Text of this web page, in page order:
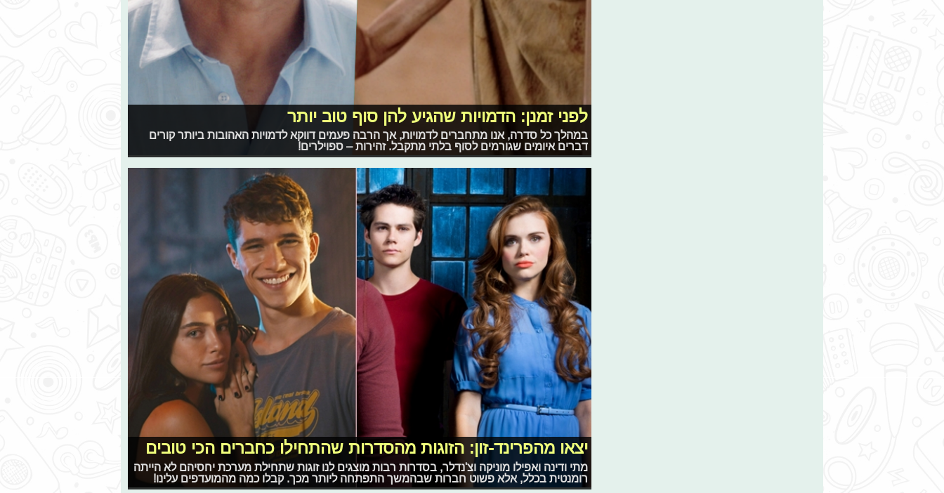
לפני זמנן: הדמויות שהגיע להן סוף טוב יותר
במהלך כל סדרה, אנו מתחברים לדמויות, אך הרבה פעמים דווקא לדמויות האהובות ביותר קורים
דברים איומים שגורמים לסוף בלתי מתקבל. זהירות – ספוילרים!
יצאו מהפרינד-זון: הזוגות מהסדרות שהתחילו כחברים הכי טובים
מתי ודינה ואפילו מוניקה וצ'נדלר, בסדרות רבות מוצגים לנו זוגות שתחילת מערכת יחסיהם לא הייתה
רומנטית בכלל, אלא פשוט חברות שבהמשך התפתחה ליותר מכך. קבלו כמה מהמועדפים עלינו!